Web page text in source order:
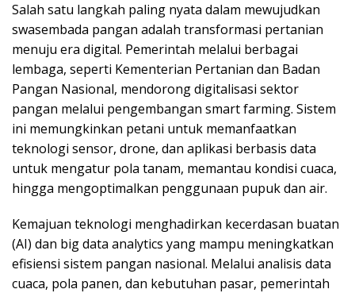
Salah satu langkah paling nyata dalam mewujudkan
swasembada pangan adalah transformasi pertanian
menuju era digital. Pemerintah melalui berbagai
lembaga, seperti Kementerian Pertanian dan Badan
Pangan Nasional, mendorong digitalisasi sektor
pangan melalui pengembangan smart farming. Sistem
ini memungkinkan petani untuk memanfaatkan
teknologi sensor, drone, dan aplikasi berbasis data
untuk mengatur pola tanam, memantau kondisi cuaca,
hingga mengoptimalkan penggunaan pupuk dan air.
Kemajuan teknologi menghadirkan kecerdasan buatan
(AI) dan big data analytics yang mampu meningkatkan
efisiensi sistem pangan nasional. Melalui analisis data
cuaca, pola panen, dan kebutuhan pasar, pemerintah